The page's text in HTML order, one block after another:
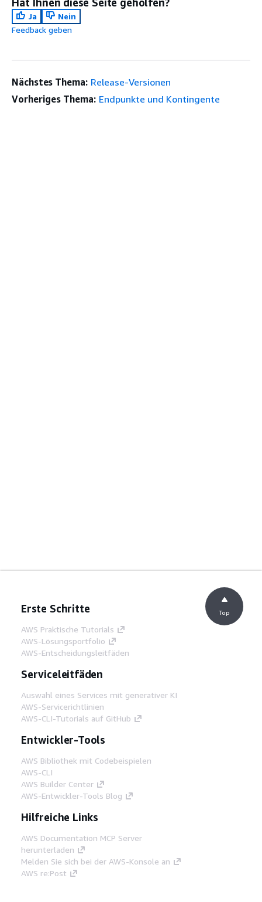
Ja
Nein
Feedback geben
Nächstes Thema: Release-Versionen
Vorheriges Thema: Endpunkte und Kontingente
Erste Schritte
AWS Praktische Tutorials
AWS-Lösungsportfolio
AWS-Entscheidungsleitfäden
Serviceleitfäden
Auswahl eines Services mit generativer KI
AWS-Servicerichtlinien
AWS-CLI-Tutorials auf GitHub
Entwickler-Tools
AWS Bibliothek mit Codebeispielen
AWS-CLI
AWS Builder Center
AWS-Entwickler-Tools Blog
Hilfreiche Links
AWS Documentation MCP Server
herunterladen
Melden Sie sich bei der AWS-Konsole an
AWS re:Post
Top